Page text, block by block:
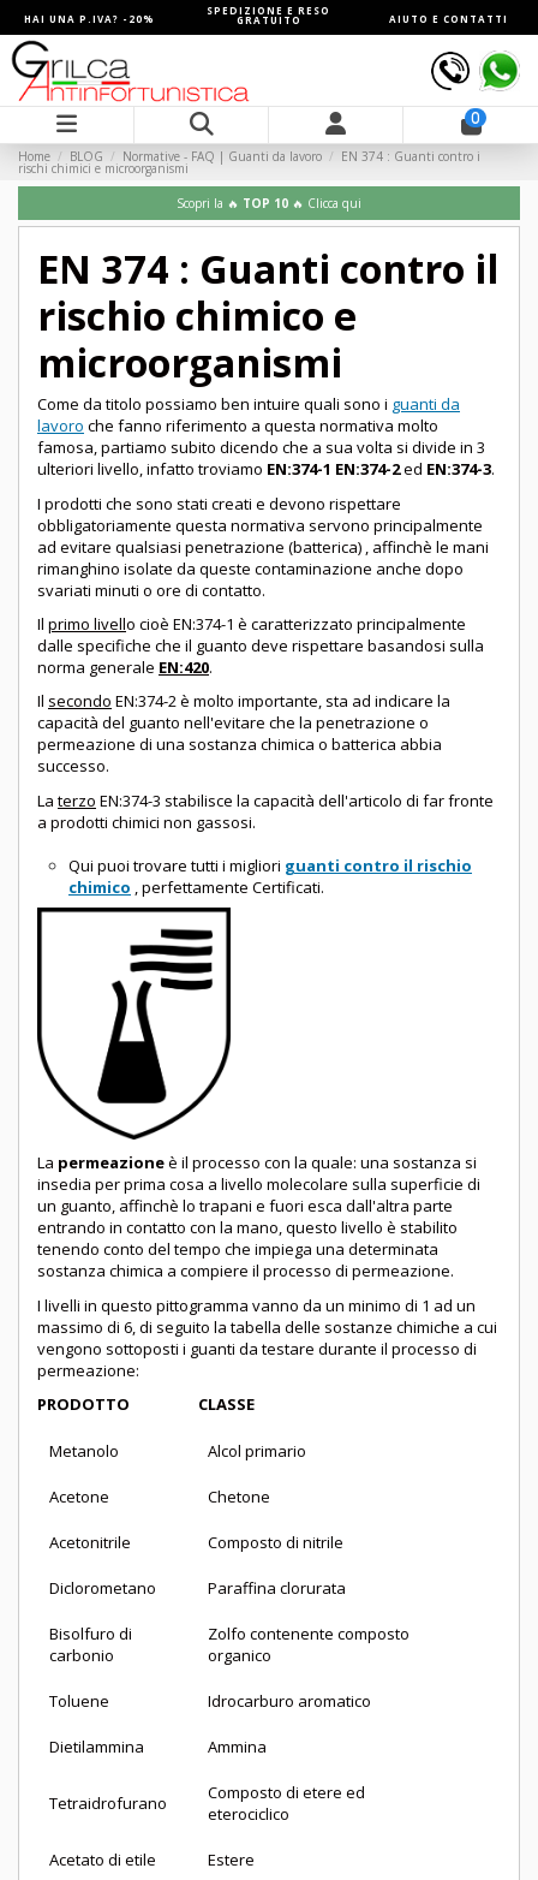
HAI UNA P.IVA? -20%
SPEDIZIONE E RESO
GRATUITO AIUTO E CONTATTI
0
Home BLOG Normative - FAQ | Guanti da lavoro EN 374 : Guanti contro i
rischi chimici e microorganismi
Scopri la 🔥 TOP 10 🔥 Clicca qui
EN 374 : Guanti contro il
rischio chimico e
microorganismi
Come da titolo possiamo ben intuire quali sono i guanti da
lavoro che fanno riferimento a questa normativa molto
famosa, partiamo subito dicendo che a sua volta si divide in 3
ulteriori livello, infatto troviamo EN:374-1 EN:374-2ed EN:374-3.
I prodotti che sono stati creati e devono rispettare
obbligatoriamente questa normativa servono principalmente
ad evitare qualsiasi penetrazione (batterica) , affinchè le mani
rimanghino isolate da queste contaminazione anche dopo
svariati minuti o ore di contatto.
Il primo livello cioè EN:374-1 è caratterizzato principalmente
dalle specifiche che il guanto deve rispettare basandosi sulla
norma generale EN:420.
Il secondo EN:374-2 è molto importante, sta ad indicare la
capacità del guanto nell'evitare che la penetrazione o
permeazione di una sostanza chimica o batterica abbia
successo.
La terzo EN:374-3 stabilisce la capacità dell'articolo di far fronte
a prodotti chimici non gassosi.
Qui puoi trovare tutti i migliori guanti contro il rischio
chimico , perfettamente Certificati.
La permeazioneè il processo con la quale: una sostanza si
insedia per prima cosa a livello molecolare sulla superficie di
un guanto, affinchè lo trapani e fuori esca dall'altra parte
entrando in contatto con la mano, questo livello è stabilito
tenendo conto del tempo che impiega una determinata
sostanza chimica a compiere il processo di permeazione.
I livelli in questo pittogramma vanno da un minimo di 1 ad un
massimo di 6, di seguito la tabella delle sostanze chimiche a cui
vengono sottoposti i guanti da testare durante il processo di
permeazione:
PRODOTTO CLASSE
Metanolo Alcol primario
Acetone Chetone
Acetonitrile Composto di nitrile
Diclorometano Paraffina clorurata
Bisolfuro di
carbonio
Zolfo contenente composto
organico
Toluene Idrocarburo aromatico
Dietilammina Ammina
Tetraidrofurano
Composto di etere ed
eterociclico
Acetato di etile Estere